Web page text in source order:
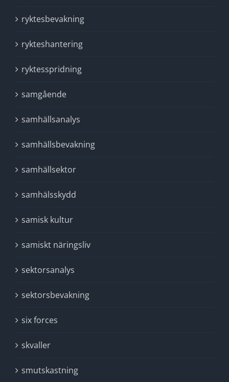
ryktesbevakning
rykteshantering
ryktesspridning
samgående
samhällsanalys
samhällsbevakning
samhällsektor
samhälsskydd
samisk kultur
samiskt näringsliv
sektorsanalys
sektorsbevakning
six forces
skvaller
smutskastning